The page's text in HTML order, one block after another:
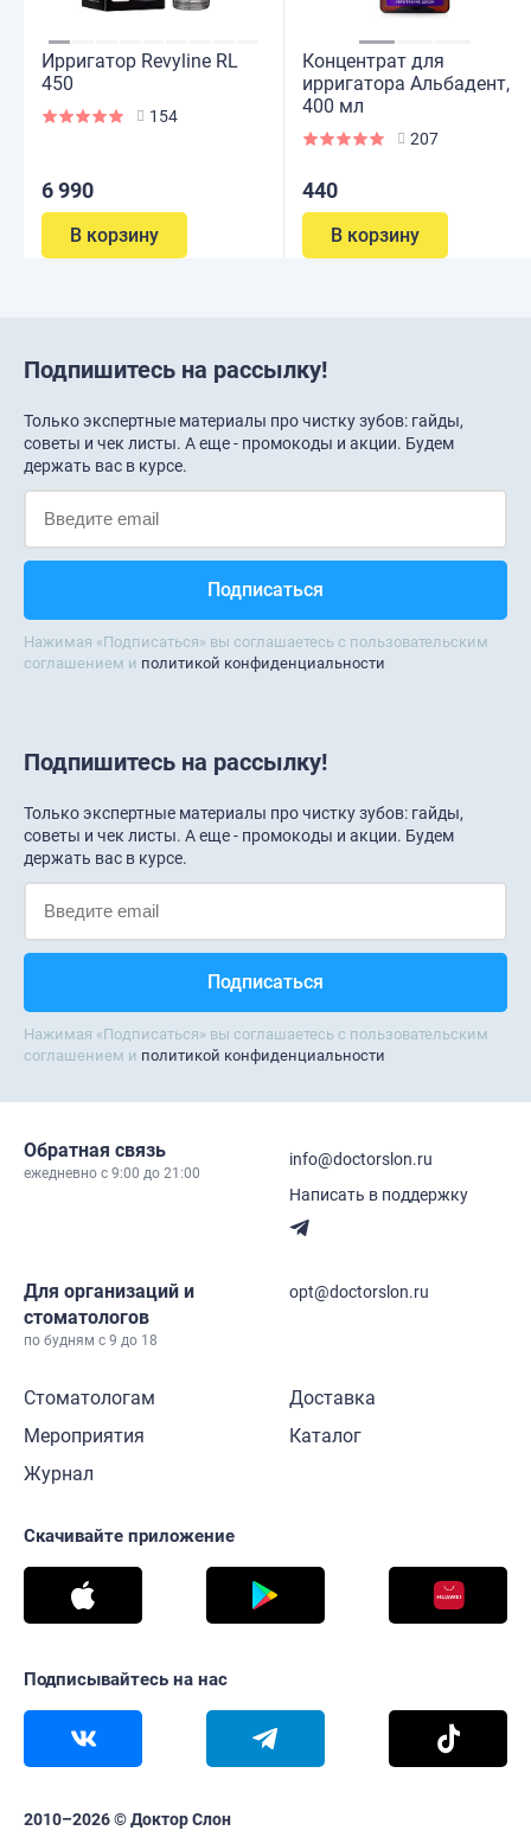
Ирригатор Revyline RL
450
154
6 990
В корзину
Концентрат для
ирригатора Альбадент,
400 мл
207
440
В корзину
Подпишитесь на рассылку!
Только экспертные материалы про чистку зубов: гайды,
советы и чек листы. А еще - промокоды и акции. Будем
держать вас в курсе.
Нажимая «Подписаться» вы соглашаетесь с пользовательским
соглашением и политикой конфиденциальности
Подпишитесь на рассылку!
Только экспертные материалы про чистку зубов: гайды,
советы и чек листы. А еще - промокоды и акции. Будем
держать вас в курсе.
Нажимая «Подписаться» вы соглашаетесь с пользовательским
соглашением и политикой конфиденциальности
Обратная связь
ежедневно c 9:00 до 21:00
info@doctorslon.ru
Написать в поддержку
Для организаций и
стоматологов
по будням с 9 до 18
opt@doctorslon.ru
Стоматологам
Мероприятия
Журнал
Доставка
Каталог
Скачивайте приложение
Подписывайтесь на нас
2010–2026 © Доктор Слон